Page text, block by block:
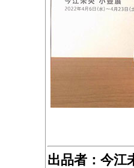
出品者：今江